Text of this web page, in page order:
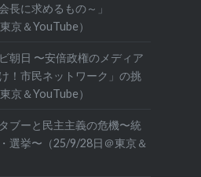
長に求めるもの～」
京＆YouTube）
朝日 〜安倍政権のメディア
！市民ネットワーク」の挑
京＆YouTube）
ブーと民主主義の危機〜統
選挙〜（25/9/28日＠東京＆